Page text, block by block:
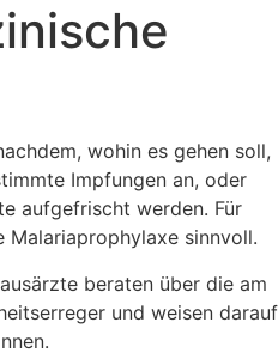
wohin es gehen soll,
Impfungen an, oder
aufgefrischt werden. Für
Malariaprophylaxe sinnvoll.
beraten über die am
und weisen darauf